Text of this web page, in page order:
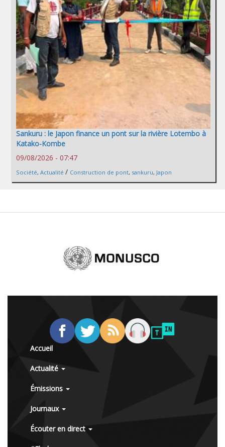
Sankuru : le Japon finance un pont sur la rivière Lotembo à
Katako-Kombe
09/08/2026 - 07:47
Société, Actualité / Construction de pont, sankuru, Japon
Accueil
Actualité
Émissions
Journaux
Écouter en direct